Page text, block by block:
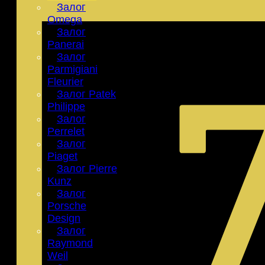
Залог
Omega
Залог
Panerai
Залог
Parmigiani
Fleurier
Залог Patek
Philippe
Залог
Perrelet
Залог
Piaget
Залог Pierre
Kunz
Залог
Porsche
Design
Залог
Raymond
Weil